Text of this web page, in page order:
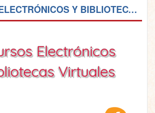
RECURSOS ELECTRÓNICOS Y BIBLIOTECAS VIRTUALES
Electrónicos
Virtuales